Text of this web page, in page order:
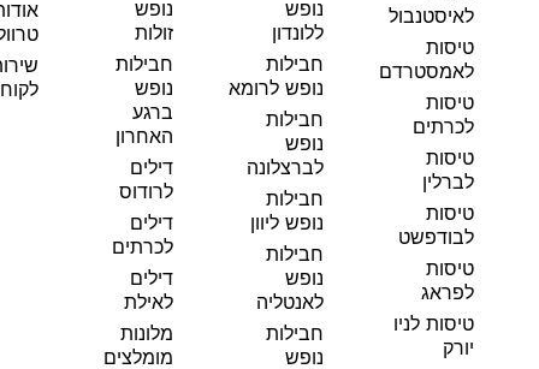
לאיסטנבול
טיסות
לאמסטרדם
טיסות
לכרתים
טיסות
לברלין
טיסות
לבודפשט
טיסות
לפראג
טיסות לניו
יורק
נופש
ללונדון
חבילות
נופש לרומא
חבילות
נופש
לברצלונה
חבילות
נופש ליוון
חבילות
נופש
לאנטליה
חבילות
נופש
נופש
זולות
חבילות
נופש
ברגע
האחרון
דילים
לרודוס
דילים
לכרתים
דילים
לאילת
מלונות
מומלצים